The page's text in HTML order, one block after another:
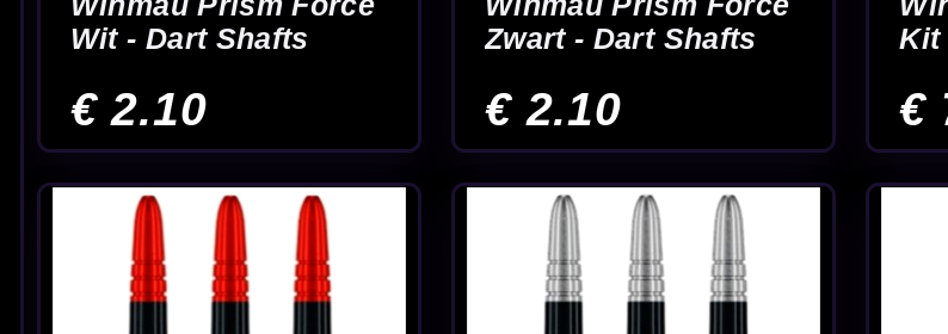
Winmau Vecta Wit -
Dart Shafts
€ 2.95
Winmau Vecta Zwart -
Winmau Vecta Zwart
Goud - Dart Shafts
€ 2.95